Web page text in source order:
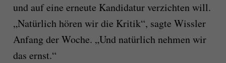
und auf eine erneute Kandidatur verzichten will.
„Natürlich hören wir die Kritik“, sagte Wissler
Anfang der Woche. „Und natürlich nehmen wir
das ernst.“